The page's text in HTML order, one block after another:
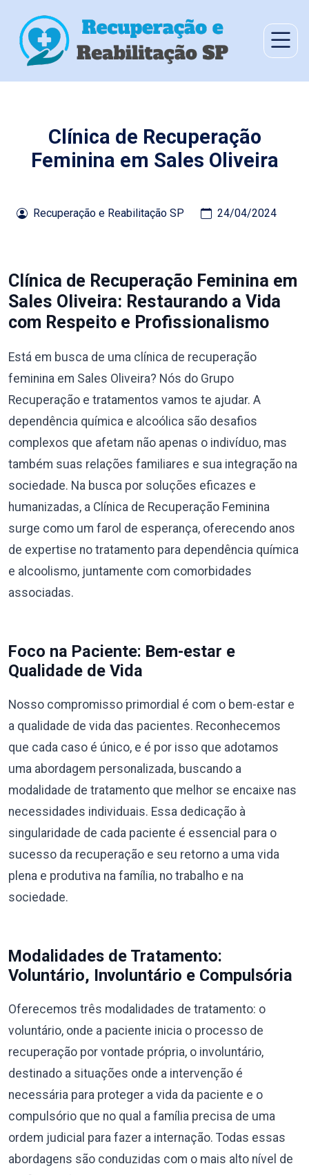
Clínica de Recuperação
Feminina em Sales Oliveira
Recuperação e Reabilitação SP 24/04/2024
Clínica de Recuperação Feminina em
Sales Oliveira: Restaurando a Vida
com Respeito e Profissionalismo
Está em busca de uma clínica de recuperação
feminina em Sales Oliveira? Nós do Grupo
Recuperação e tratamentos vamos te ajudar. A
dependência química e alcoólica são desafios
complexos que afetam não apenas o indivíduo, mas
também suas relações familiares e sua integração na
sociedade. Na busca por soluções eficazes e
humanizadas, a Clínica de Recuperação Feminina
surge como um farol de esperança, oferecendo anos
de expertise no tratamento para dependência química
e alcoolismo, juntamente com comorbidades
associadas.
Foco na Paciente: Bem-estar e
Qualidade de Vida
Nosso compromisso primordial é com o bem-estar e
a qualidade de vida das pacientes. Reconhecemos
que cada caso é único, e é por isso que adotamos
uma abordagem personalizada, buscando a
modalidade de tratamento que melhor se encaixe nas
necessidades individuais. Essa dedicação à
singularidade de cada paciente é essencial para o
sucesso da recuperação e seu retorno a uma vida
plena e produtiva na família, no trabalho e na
sociedade.
Modalidades de Tratamento:
Voluntário, Involuntário e Compulsória
Oferecemos três modalidades de tratamento: o
voluntário, onde a paciente inicia o processo de
recuperação por vontade própria, o involuntário,
destinado a situações onde a intervenção é
necessária para proteger a vida da paciente e o
compulsório que no qual a família precisa de uma
ordem judicial para fazer a internação. Todas essas
abordagens são conduzidas com o mais alto nível de